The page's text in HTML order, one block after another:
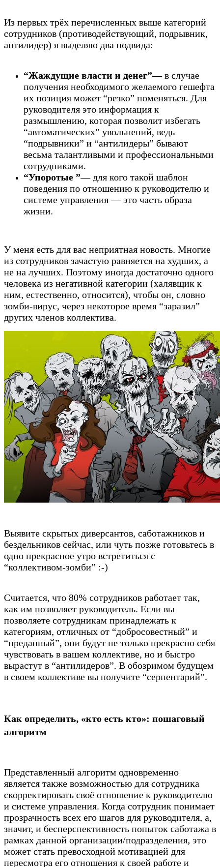
Из первых трёх перечисленных выше категорий
сотрудников (противодействующий, подрывник,
антилидер) я выделяю два подвида:
“Жаждущие власти и денег”— в случае
получения необходимого желаемого гешефта
их позиция может “резко” поменяться. Для
руководителя это информация к
размышлению, которая позволит избегать
“автоматических” увольнений, ведь
“подрывники” и “антилидеры” бывают
весьма талантливыми и профессиональными
сотрудниками.
“Упоротые ”— для кого такой шаблон
поведения по отношению к руководителю и
системе управления — это часть образа
жизни.
У меня есть для вас неприятная новость. Многие
из сотрудников зачастую равняется на худших, а
не на лучших. Поэтому иногда достаточно одного
человека из негативной категории (халявщик к
ним, естественно, относится), чтобы он, словно
зомби-вирус, через некоторое время “заразил”
других членов коллектива.
Выявите скрытых диверсантов, саботажников и
бездельников сейчас, или чуть позже готовьтесь в
одно прекрасное утро встретиться с
“коллективом-зомби” :-)
Считается, что 80% сотрудников работает так,
как им позволяет руководитель. Если вы
позволяете сотрудникам принадлежать к
категориям, отличных от “добросовестный” и
“преданный”, они будут не только прекрасно себя
чувствовать в вашем коллективе, но и быстро
вырастут в “антилидеров”. В обозримом будущем
в своем коллективе вы получите “серпентарий”.
Как определить, «кто есть кто»: пошаговый
алгоритм
Представленный алгоритм одновременно
является также возможностью для сотрудника
скорректировать своё отношение к руководителю
и системе управления. Когда сотрудник понимает
прозрачность всех его шагов для руководителя, а,
значит, и бесперспективность попыток саботажа в
рамках данной организации/подразделения, это
может стать превосходной мотивацией для
пересмотра его отношения к своей работе и